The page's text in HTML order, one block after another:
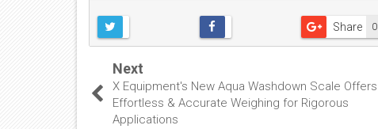
0
Share
Next
X Equipment's New Aqua Washdown Scale Offers
Effortless & Accurate Weighing for Rigorous
Applications